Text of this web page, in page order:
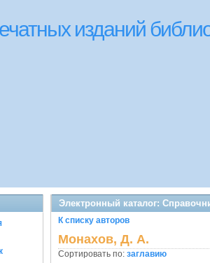
изданий
Электронный каталог:
К списку авторов
Монахов, Д. А.
Сортировать по: заглавию